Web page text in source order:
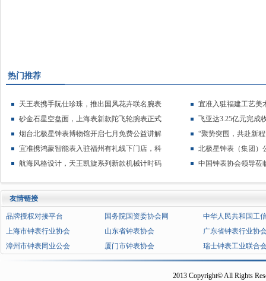
热门推荐
天王表携手阮仕珍珠，推出国风花卉联名腕表
宜准入驻福建工艺美
砂金石星空盘面，上海表新款陀飞轮腕表正式
飞亚达3.25亿元完成
烟台北极星钟表博物馆开启七月免费公益讲解
“聚势突围，共赴新
宜准携鸿蒙智能表入驻福州有礼线下门店，科
北极星钟表（集团）
航海风格设计，天王凯旋系列新款机械计时码
中国钟表协会领导莅
友情链接
品牌授权对接平台 国务院国资委协会网
中华人民共和国工
上海市钟表行业协会
山东省钟表协会
广东省钟表行业协
漳州市钟表同业公会
厦门市钟表协会 瑞士钟表工业联合
2013 Copyright© All Rights